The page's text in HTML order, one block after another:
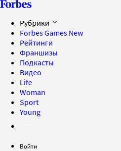
Рубрики
Forbes Games New
Рейтинги
Франшизы
Подкасты
Видео
Life
Woman
Sport
Young
Войти